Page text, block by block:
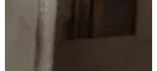
cheval doit faire...